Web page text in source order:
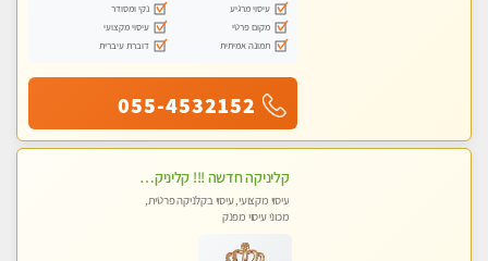
עיסוי מרגיע
נקי ומסודר
מקום פרטי
עיסוי מקצועי
תמונה אמיתית
דוברת עיברית
055-4532152
קליניקה חדשה !!! קליניקה פרטית ואיכותית במיוחד בהרצליה
עיסוי מקצועי, עיסוי בקלניקה פרטית,
מכוני עיסוי מפנק